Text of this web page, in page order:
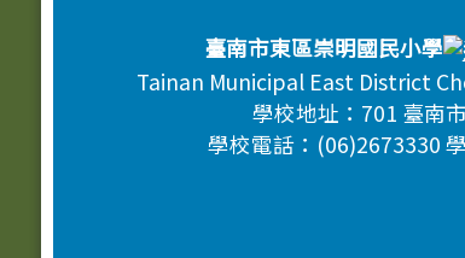
頁尾區域內容臺南市東區崇明國民小學
Tainan Municipal East District
學校地址：701 臺南
學校電話：(06)2673330